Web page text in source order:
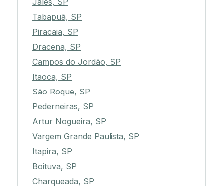
Jales, SP
Tabapuã, SP
Piracaia, SP
Dracena, SP
Campos do Jordão, SP
Itaoca, SP
São Roque, SP
Pederneiras, SP
Artur Nogueira, SP
Vargem Grande Paulista, SP
Itapira, SP
Boituva, SP
Charqueada, SP